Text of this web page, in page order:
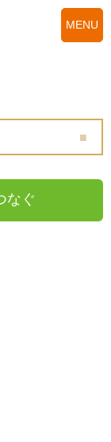
MENU
なぐ